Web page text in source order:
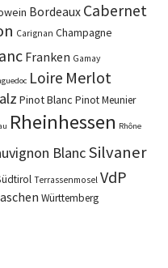
Bordeaux Cabernet
Carignan Champagne
Franken Gamay
Loire Merlot
Pinot Blanc Pinot Meunier
Rheinhessen Rhône
BlancSilvaner
Terrassenmosel VdP
Württemberg